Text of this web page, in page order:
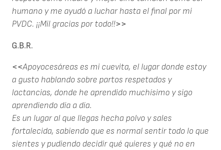
humano y me ayudó a luchar hasta el final por mi
PVDC. ¡¡Mil gracias por todo!!>>
G.B.R.
<<Apoyocesáreas es mi cuevita, el lugar donde estoy
a gusto hablando sobre partos respetados y
lactancias, donde he aprendido muchísimo y sigo
aprendiendo día a día.
Es un lugar al que llegas hecha polvo y sales
fortalecida, sabiendo que es normal sentir todo lo que
sientes y pudiendo decidir qué quieres y qué no en